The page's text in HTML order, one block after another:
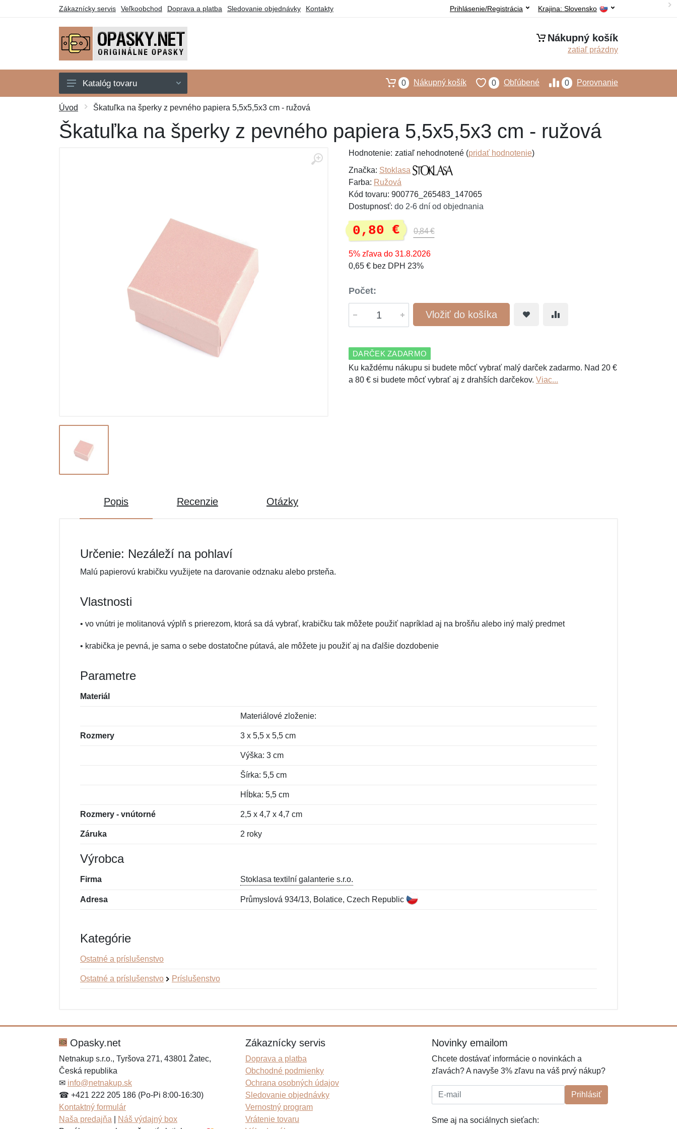
Zákaznícky servis Veľkoobchod Doprava a platba Sledovanie objednávky Kontakty Krajina: Slovensko
Prihlásenie/Registrácia
Nákupný košík
zatiaľ prázdny
Štátne symboly
Motorkári
Ostatné a príslušenstvo
Katalóg tovaru 0 Porovnanie
0 Obľúbené
0 Nákupný košík
Úvod Škatuľka na šperky z pevného papiera 5,5x5,5x3 cm - ružová
Škatuľka na šperky z pevného papiera 5,5x5,5x3 cm - ružová
Hodnotenie: zatiaľ nehodnotené (pridať hodnotenie)
Značka: Stoklasa
Farba: Ružová
Kód tovaru: 900776_265483_147065
Dostupnosť: do 2-6 dní od objednania
0,80 € 0,84 €
5% zľava do 31.8.2026
0,65 € bez DPH 23%
Počet:
Vložiť do košíka
DARČEK ZADARMO
Ku každému nákupu si budete môcť vybrať malý darček zadarmo. Nad 20 €
a 80 € si budete môcť vybrať aj z drahších darčekov. Viac...
Popis Recenzie Otázky
Určenie: Nezáleží na pohlaví
Malú papierovú krabičku využijete na darovanie odznaku alebo prsteňa.
Vlastnosti
• vo vnútri je molitanová výplň s prierezom, ktorá sa dá vybrať, krabičku tak môžete použiť napríklad aj na brošňu alebo iný malý predmet
• krabička je pevná, je sama o sebe dostatočne pútavá, ale môžete ju použiť aj na ďalšie dozdobenie
Parametre
Materiál
Materiálové zloženie:
Rozmery 3 x 5,5 x 5,5 cm
Výška: 3 cm
Šírka: 5,5 cm
Hĺbka: 5,5 cm
Rozmery - vnútorné 2,5 x 4,7 x 4,7 cm
Záruka 2 roky
Výrobca
Firma Stoklasa textilní galanterie s.r.o.
Adresa Průmyslová 934/13, Bolatice, Czech Republic
Kategórie
Ostatné a príslušenstvo
Ostatné a príslušenstvo Príslušenstvo
Správa*
Správa*
Opasky.net
Netnakup s.r.o., Tyršova 271, 43801 Žatec,
Česká republika
✉ info@netnakup.sk
☎ +421 222 205 186 (Po-Pi 8:00-16:30)
Kontaktný formulár
Naša predajňa
Náš výdajný box
Zákaznícky servis
Doprava a platba
Obchodné podmienky
Ochrana osobných údajov
Sledovanie objednávky
Vernostný program
Vrátenie tovaru
Novinky emailom
Chcete dostávať informácie o novinkách a
zľavách? A navyše 3% zľavu na váš prvý nákup?
E-mail: Prihlásiť
Sme aj na sociálnych sieťach: